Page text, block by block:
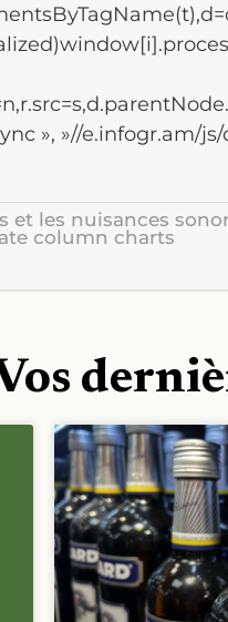
», »//e.infogr.am/
et les nuisances
column charts